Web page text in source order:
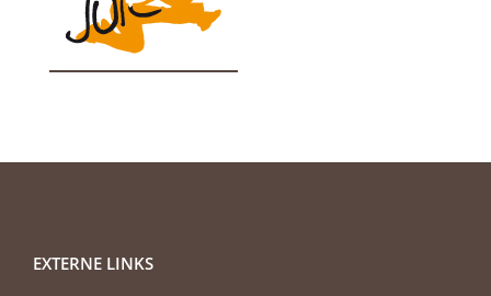
EXTERNE LINKS